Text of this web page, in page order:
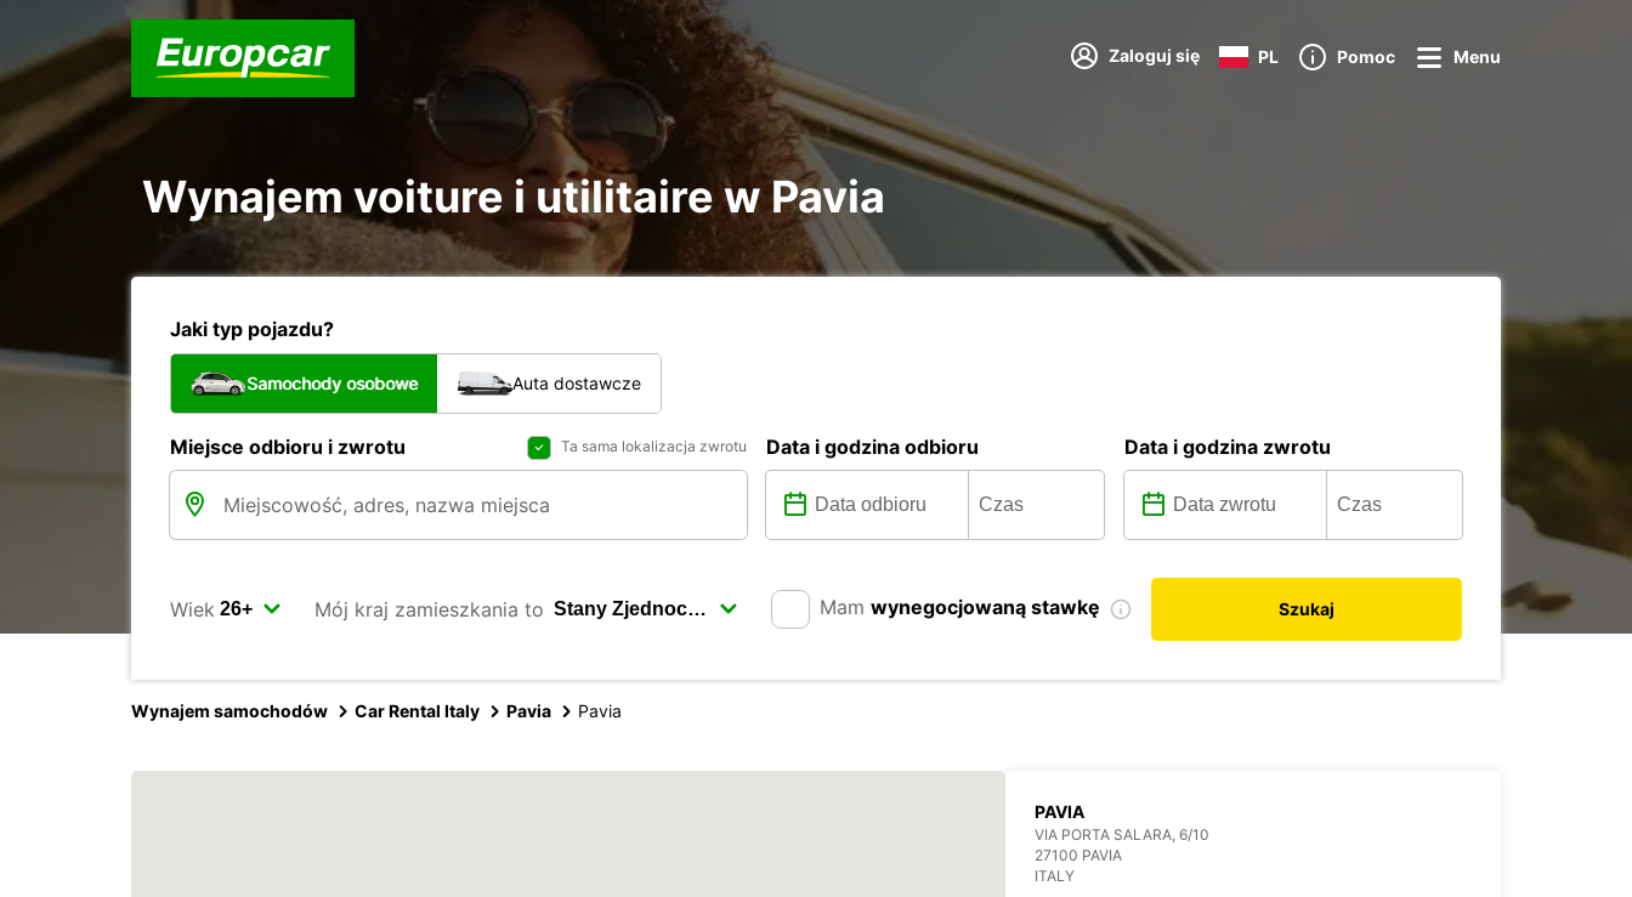
Zaloguj się PL Pomoc Menu
Wynajem voiture i utilitaire w Pavia
Jaki typ pojazdu?
Samochody osobowe Auta dostawcze
Miejsce odbioru i zwrotu Ta sama lokalizacja zwrotu Data i godzina odbioru Data i godzina zwrotu
Wiek Mój kraj zamieszkania to Mam wynegocjowaną stawkę Szukaj
Wynajem samochodów Car Rental Italy Pavia Pavia
PAVIA
VIA PORTA SALARA, 6/10
27100 PAVIA
ITALY